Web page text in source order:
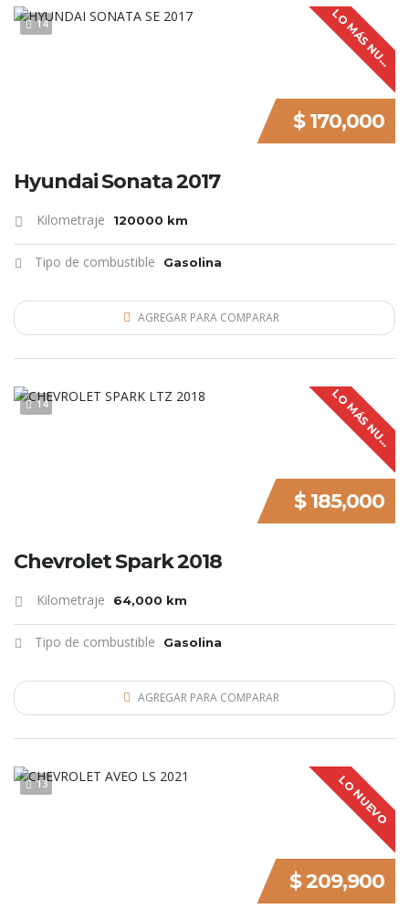
14 L
O
M
Á
S
N
U
E
V
O
$ 170,000
Hyundai Sonata 2017
Kilometraje 120000 km
Tipo de combustible Gasolina
AGREGAR PARA COMPARAR
14 L
O
M
Á
S
N
U
E
V
O
$ 185,000
Chevrolet Spark 2018
Kilometraje 64,000 km
Tipo de combustible Gasolina
AGREGAR PARA COMPARAR
13 LO NUEVO
$ 209,900